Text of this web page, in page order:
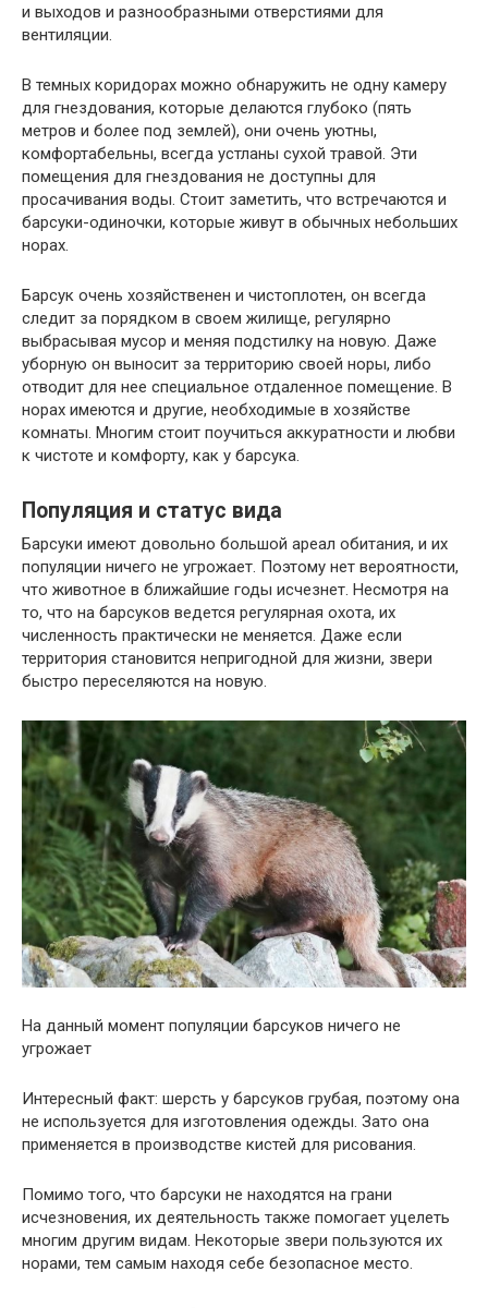
и выходов и разнообразными отверстиями для
вентиляции.
В темных коридорах можно обнаружить не одну камеру
для гнездования, которые делаются глубоко (пять
метров и более под землей), они очень уютны,
комфортабельны, всегда устланы сухой травой. Эти
помещения для гнездования не доступны для
просачивания воды. Стоит заметить, что встречаются и
барсуки-одиночки, которые живут в обычных небольших
норах.
Барсук очень хозяйственен и чистоплотен, он всегда
следит за порядком в своем жилище, регулярно
выбрасывая мусор и меняя подстилку на новую. Даже
уборную он выносит за территорию своей норы, либо
отводит для нее специальное отдаленное помещение. В
норах имеются и другие, необходимые в хозяйстве
комнаты. Многим стоит поучиться аккуратности и любви
к чистоте и комфорту, как у барсука.
Популяция и статус вида
Барсуки имеют довольно большой ареал обитания, и их
популяции ничего не угрожает. Поэтому нет вероятности,
что животное в ближайшие годы исчезнет. Несмотря на
то, что на барсуков ведется регулярная охота, их
численность практически не меняется. Даже если
территория становится непригодной для жизни, звери
быстро переселяются на новую.
На данный момент популяции барсуков ничего не
угрожает
Интересный факт: шерсть у барсуков грубая, поэтому она
не используется для изготовления одежды. Зато она
применяется в производстве кистей для рисования.
Помимо того, что барсуки не находятся на грани
исчезновения, их деятельность также помогает уцелеть
многим другим видам. Некоторые звери пользуются их
норами, тем самым находя себе безопасное место.